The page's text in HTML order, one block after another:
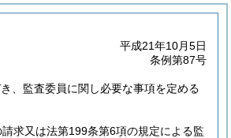
平成21年10月5日
条例第87号
、監査委員に関し必要な事項を定める
求又は法第199条第6項の規定による監